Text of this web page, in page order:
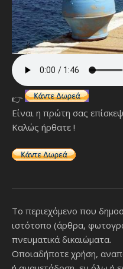
👉
Είναι η πρώτη σας
Καλώς ήρθατε !
Το περιεχόμενο που
ιστότοπο (άρθρα,
πνευματικά δικαιώματα.
Οποιαδήποτε χρήση,